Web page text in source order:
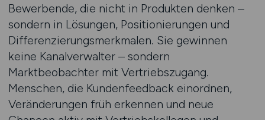
Bewerbende, die nicht in Produkten denken –
sondern in Lösungen, Positionierungen und
Differenzierungsmerkmalen. Sie gewinnen
keine Kanalverwalter – sondern
Marktbeobachter mit Vertriebszugang.
Menschen, die Kundenfeedback einordnen,
Veränderungen früh erkennen und neue